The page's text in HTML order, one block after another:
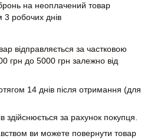
на неоплачений товар
3 робочих днів
відправляється за частковою
грн до 5000 грн залежно від
14 днів після отримання (для
здійснюється за рахунок покупця.
ви можете повернути товар